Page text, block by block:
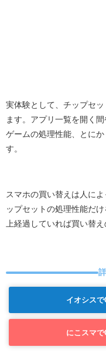
実体験として、チップセ
ます。アプリ一覧を開く
ゲームの処理性能、とに
す。
スマホの買い替えは人に
ップセットの処理性能だ
上経過していれば買い替
イオシス
にこスマ